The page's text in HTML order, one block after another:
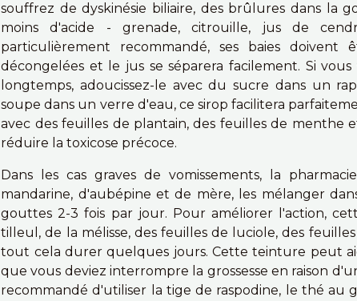
souffrez de dyskinésie biliaire, des brûlures dans la
moins d'acide - grenade, citrouille, jus de
particulièrement recommandé, ses baies doivent
décongelées et le jus se séparera facilement. Si
longtemps, adoucissez-le avec du sucre dans un
soupe dans un verre d'eau, ce sirop facilitera
avec des feuilles de plantain, des feuilles de menthe
réduire la toxicose précoce.
Dans les cas graves de vomissements, la
mandarine, d'aubépine et de mère, les mélanger
gouttes 2-3 fois par jour. Pour améliorer l'action,
tilleul, de la mélisse, des feuilles de luciole, des
tout cela durer quelques jours. Cette teinture peut
que vous deviez interrompre la grossesse en raison
recommandé d'utiliser la tige de raspodine, le thé au